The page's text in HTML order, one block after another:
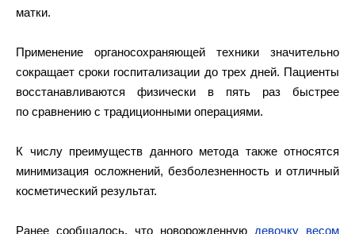
матки.
Применение органосохраняющей техники значительно
сокращает сроки госпитализации до трех дней. Пациенты
восстанавливаются физически в пять раз быстрее
по сравнению с традиционными операциями.
К числу преимуществ данного метода также относятся
минимизация осложнений, безболезненность и отличный
косметический результат.
Ранее сообщалось, что новорожденную девочку весом